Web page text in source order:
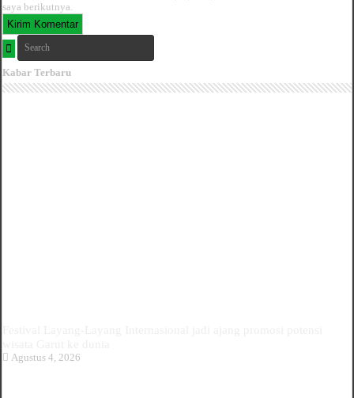
saya berikutnya.
Kabar Terbaru
Agustus 4, 2026